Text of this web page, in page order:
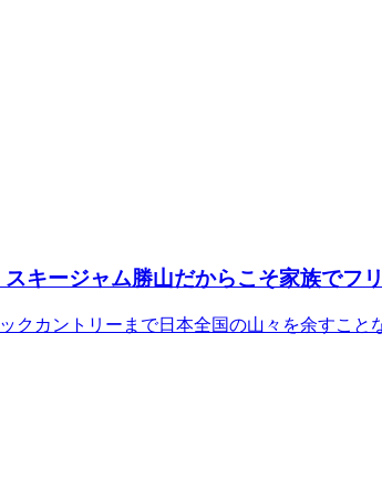
スキージャム勝山だからこそ家族で
クカントリーまで日本全国の山々を余すこと